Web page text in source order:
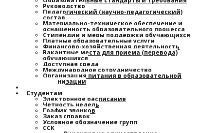
Руководство
Педагогический (научно-педагогический)
состав
Материально-техническое обеспечение и
оснащенность образовательного процесса
Стипендии и меры поддержки обучающихся
Платные образовательные услуги
Финансово-хозяйственная деятельность
Вакантные места для приема (перевода)
обучающихся
Доступная среда
Международное сотрудничество
Организация питания в образовательной
организации
Студентам
Электронное расписание
Четность недель
График звонков
Заказ справок
Условное обозначение групп
ССК